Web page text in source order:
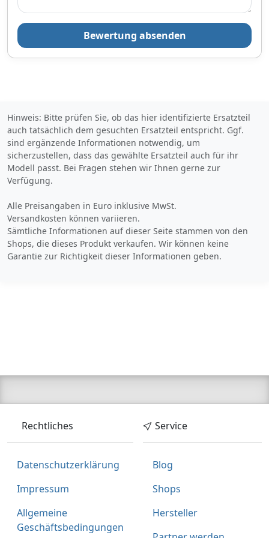
Verkauf und Versand durch
Produktinformationen des Anbieters
48,58
inklusive Mehrwertsteuer
Versandkostenfrei
Verkauf und Versand durch
Produktinformationen des Anbieters
Bewertung absenden
Hinweis: Bitte prüfen Sie, ob das hier identifizierte Ersatzteil
auch tatsächlich dem gesuchten Ersatzteil entspricht. Ggf.
sind ergänzende Informationen notwendig, um
sicherzustellen, dass das gewählte Ersatzteil auch für ihr
Modell passt. Bei Fragen stehen wir Ihnen gerne zur
Verfügung.
Alle Preisangaben in Euro inklusive MwSt.
Versandkosten können variieren.
Sämtliche Informationen auf dieser Seite stammen von den
Shops, die dieses Produkt verkaufen. Wir können keine
Garantie zur Richtigkeit dieser Informationen geben.
Rechtliches
Datenschutzerklärung
Impressum
Allgemeine
Geschäftsbedingungen
Service
Blog
Shops
Hersteller